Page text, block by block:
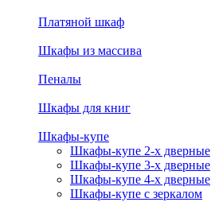
Платяной шкаф
Шкафы из массива
Пеналы
Шкафы для книг
Шкафы-купе
Шкафы-купе 2-х дверные
Шкафы-купе 3-х дверные
Шкафы-купе 4-х дверные
Шкафы-купе с зеркалом